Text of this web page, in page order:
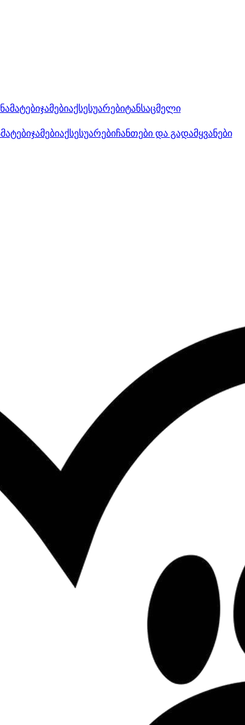
ჯამებიაქსესუარებიტანსაცმელი
ჯამებიაქსესუარებიჩანთები და გადამყვანები